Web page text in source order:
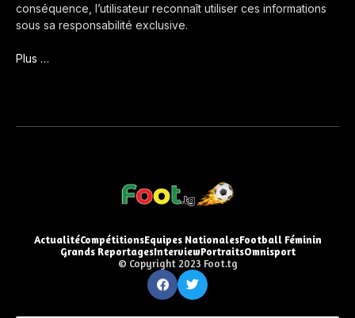
conséquence, l’utilisateur reconnaît utiliser ces informations
sous sa responsabilité exclusive.
Plus …
ActualitéCompétitionsEquipes NationalesFootball Féminin
Grands ReportagesInterviewPortraitsOmnisport
© Copyright 2023 Foot.tg